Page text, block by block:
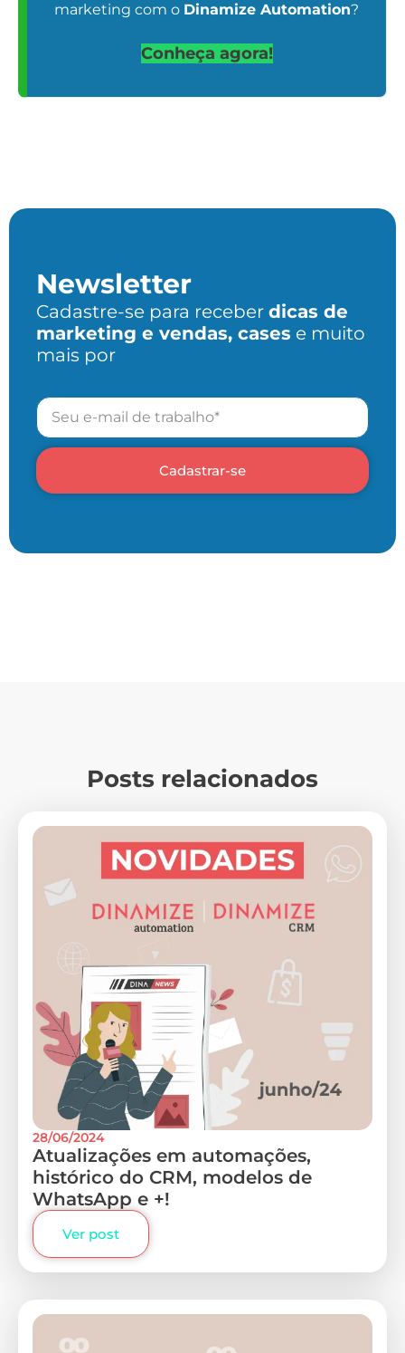
marketing com o Dinamize Automation?
Conheça agora!
Newsletter
Cadastre-se para receber dicas de
marketing e vendas, cases e muito
mais por
Cadastrar-se
Posts relacionados
28/06/2024
Atualizações em automações,
histórico do CRM, modelos de
WhatsApp e +!
Ver post